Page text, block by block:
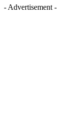
- Advertisement -